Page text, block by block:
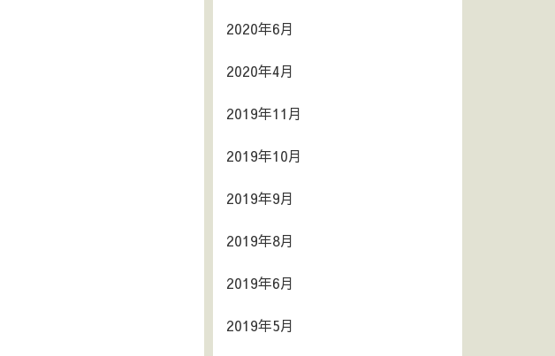
2020年6月
2020年4月
2019年11月
2019年10月
2019年9月
2019年8月
2019年6月
2019年5月